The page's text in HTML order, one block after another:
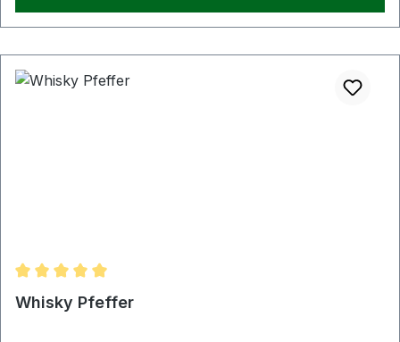
Durchschnittliche Bewertung von 5 von 5 Sternen
Whisky Pfeffer